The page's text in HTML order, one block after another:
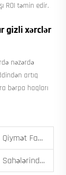
ROI təmin edir.
gizli xərclər
nəzərdə
artıq
bərpa haqları
İzahı
Necə İşləyir?